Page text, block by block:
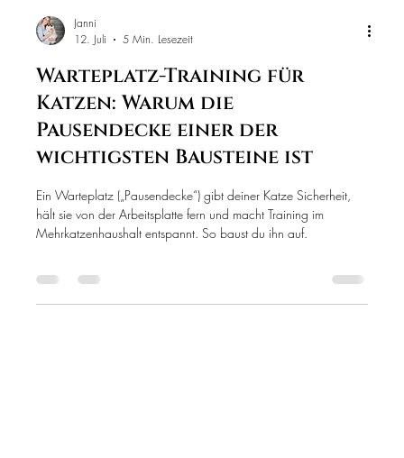
12. Juli
5 Min. Lesezeit
Warteplatz-Training für
Katzen: Warum die
Pausendecke einer der
Ein Warteplatz („Pausendecke“) gibt deiner Katze Sicherheit,
hält sie von der Arbeitsplatte fern und macht Training im